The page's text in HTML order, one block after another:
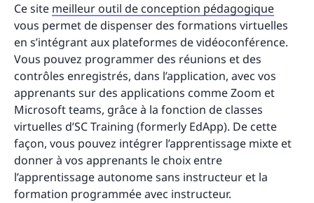
Ce site meilleur outil de conception pédagogique
vous permet de dispenser des formations virtuelles
en s’intégrant aux plateformes de vidéoconférence.
Vous pouvez programmer des réunions et des
contrôles enregistrés, dans l’application, avec vos
apprenants sur des applications comme Zoom et
Microsoft teams, grâce à la fonction de classes
virtuelles d’SC Training (formerly EdApp). De cette
façon, vous pouvez intégrer l’apprentissage mixte et
donner à vos apprenants le choix entre
l’apprentissage autonome sans instructeur et la
formation programmée avec instructeur.